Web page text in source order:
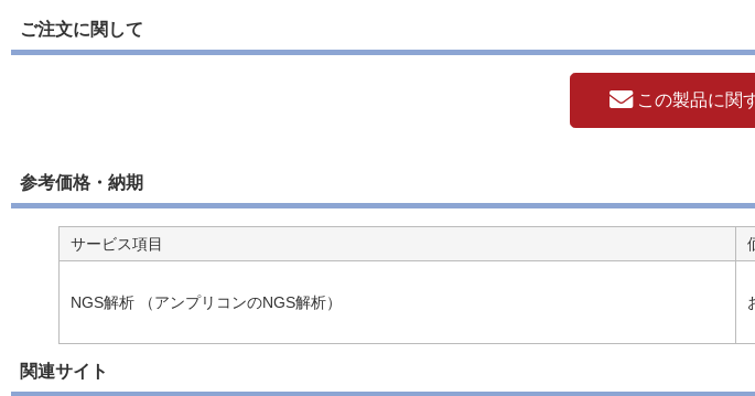
ご注文に関して
この製品に関
参考価格・納期
サービス項目
NGS解析 （アンプリコンのNGS解析）
関連サイト